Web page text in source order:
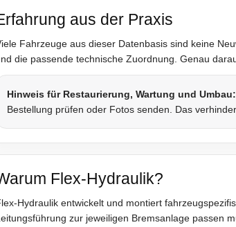
aus der Praxis
Fahrzeuge aus dieser Datenbasis sind keine
die passende technische Zuordnung. Genau
Hinweis für Restaurierung, Wartung und Umbau:
Bestellung prüfen oder Fotos senden. Das
Flex-Hydraulik?
Hydraulik entwickelt und montiert
zur jeweiligen Bremsanlage passen